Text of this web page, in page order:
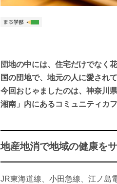
団地の中には、住宅だけでなく
国の団地で、地元の人に愛され
今回おじゃましたのは、神奈川
湘南」内にあるコミュニティカ
地産地消で地域の健康を
JR東海道線、小田急線、江ノ島